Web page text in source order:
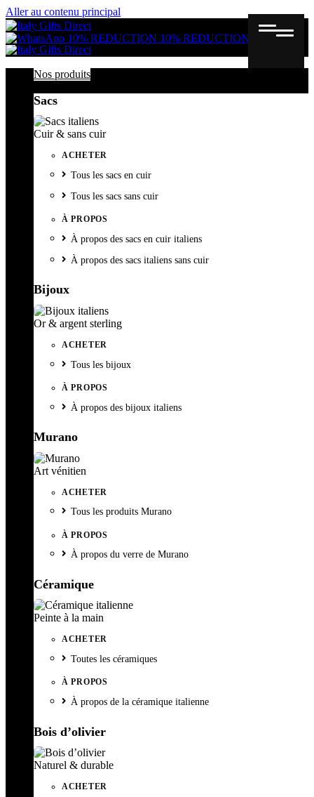
Aller au contenu principal
10% REDUCTION 10% REDUCTION
Nos produits
Sacs
Cuir & sans cuir
ACHETER
Tous les sacs en cuir
Tous les sacs sans cuir
À PROPOS
À propos des sacs en cuir italiens
À propos des sacs italiens sans cuir
Bijoux
Or & argent sterling
ACHETER
Tous les bijoux
À PROPOS
À propos des bijoux italiens
Murano
Art vénitien
ACHETER
Tous les produits Murano
À PROPOS
À propos du verre de Murano
Céramique
Peinte à la main
ACHETER
Toutes les céramiques
À PROPOS
À propos de la céramique italienne
Bois d’olivier
Naturel & durable
ACHETER